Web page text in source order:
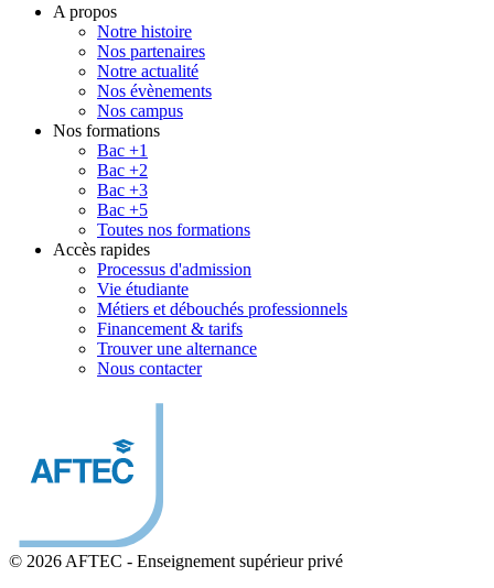
A propos
Notre histoire
Nos partenaires
Notre actualité
Nos évènements
Nos campus
Nos formations
Bac +1
Bac +2
Bac +3
Bac +5
Toutes nos formations
Accès rapides
Processus d'admission
Vie étudiante
Métiers et débouchés professionnels
Financement & tarifs
Trouver une alternance
Nous contacter
© 2026 AFTEC - Enseignement supérieur privé